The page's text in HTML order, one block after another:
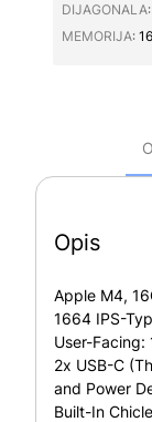
DIJAGONALA∶
MEMORIJA∶
Opis
Apple M4,
1664 IPS-
User-Facing:
2x USB-C
and Power
Built-In